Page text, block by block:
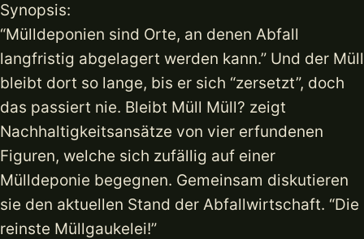
Synopsis:
“Mülldeponien sind Orte, an denen Abfall
langfristig abgelagert werden kann.” Und der Müll
bleibt dort so lange, bis er sich “zersetzt”, doch
das passiert nie. Bleibt Müll Müll? zeigt
Nachhaltigkeitsansätze von vier erfundenen
Figuren, welche sich zufällig auf einer
Mülldeponie begegnen. Gemeinsam diskutieren
sie den aktuellen Stand der Abfallwirtschaft. “Die
reinste Müllgaukelei!”